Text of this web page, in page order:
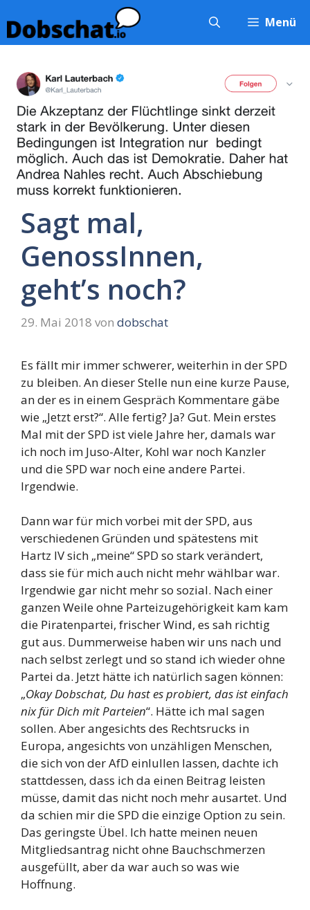
Inhalt
springen
Menü
Sagt mal,
GenossInnen,
geht’s noch?
29. Mai 2018 von dobschat
Es fällt mir immer schwerer, weiterhin in der SPD
zu bleiben. An dieser Stelle nun eine kurze Pause,
an der es in einem Gespräch Kommentare gäbe
wie „Jetzt erst?“. Alle fertig? Ja? Gut. Mein erstes
Mal mit der SPD ist viele Jahre her, damals war
ich noch im Juso-Alter, Kohl war noch Kanzler
und die SPD war noch eine andere Partei.
Irgendwie.
Dann war für mich vorbei mit der SPD, aus
verschiedenen Gründen und spätestens mit
Hartz IV sich „meine“ SPD so stark verändert,
dass sie für mich auch nicht mehr wählbar war.
Irgendwie gar nicht mehr so sozial. Nach einer
ganzen Weile ohne Parteizugehörigkeit kam kam
die Piratenpartei, frischer Wind, es sah richtig
gut aus. Dummerweise haben wir uns nach und
nach selbst zerlegt und so stand ich wieder ohne
Partei da. Jetzt hätte ich natürlich sagen können:
„Okay Dobschat, Du hast es probiert, das ist einfach
nix für Dich mit Parteien“. Hätte ich mal sagen
sollen. Aber angesichts des Rechtsrucks in
Europa, angesichts von unzähligen Menschen,
die sich von der AfD einlullen lassen, dachte ich
stattdessen, dass ich da einen Beitrag leisten
müsse, damit das nicht noch mehr ausartet. Und
da schien mir die SPD die einzige Option zu sein.
Das geringste Übel. Ich hatte meinen neuen
Mitgliedsantrag nicht ohne Bauchschmerzen
ausgefüllt, aber da war auch so was wie
Hoffnung.